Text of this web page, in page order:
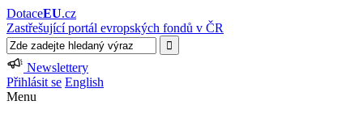
DotaceEU.cz
Zastřešující portál evropských fondů v ČR
Newslettery
Přihlásit se English
Menu